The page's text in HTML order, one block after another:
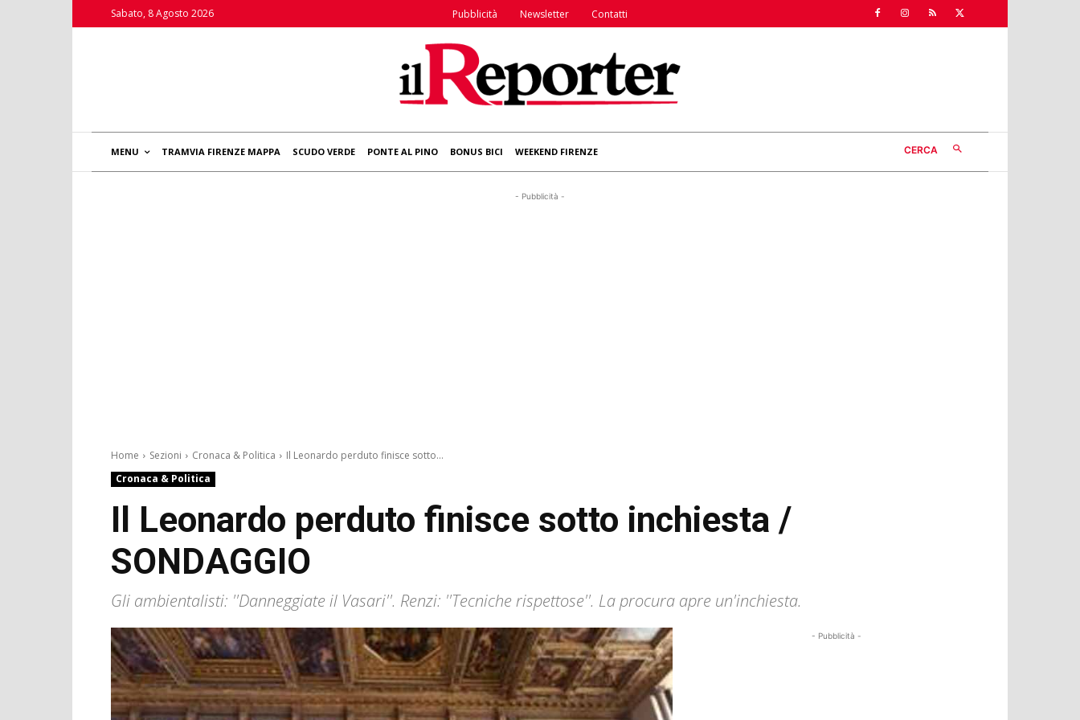
Sabato, 8 Agosto 2026 Pubblicità Newsletter Contatti
MENU TRAMVIA FIRENZE MAPPA SCUDO VERDE PONTE AL PINO BONUS BICI WEEKEND FIRENZE CERCA
- Pubblicità -
Home Sezioni Cronaca & Politica
Il Leonardo perduto finisce sotto...
Cronaca & Politica
Il Leonardo perduto finisce sotto inchiesta /
SONDAGGIO
Gli ambientalisti: ''Danneggiate il Vasari''. Renzi: ''Tecniche rispettose''. La procura apre un'inchiesta.
- Pubblicità -